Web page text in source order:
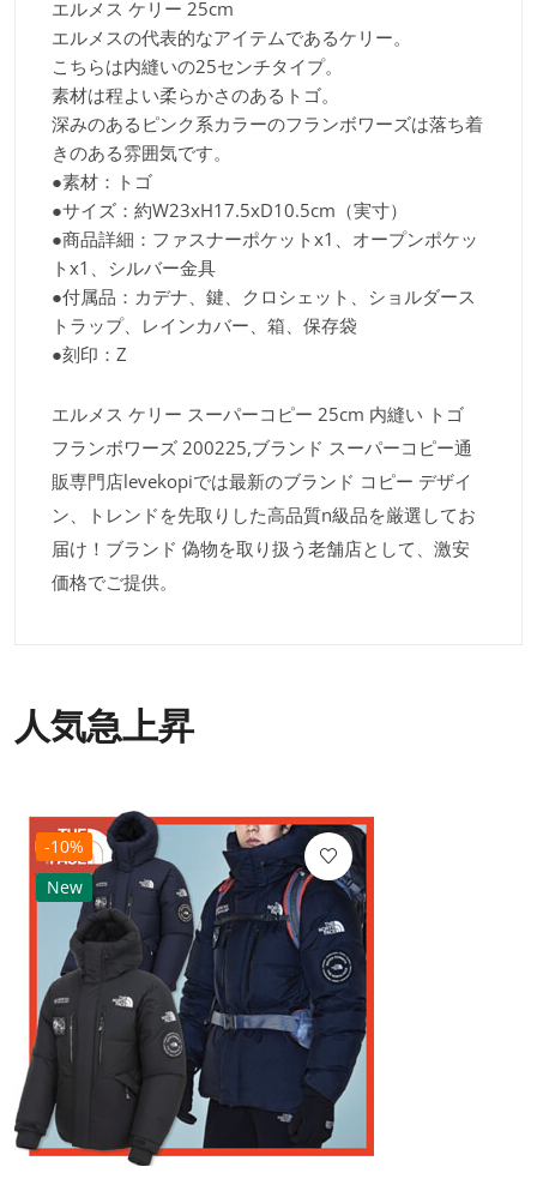
エルメス ケリー 25cm
エルメスの代表的なアイテムであるケリー。
こちらは内縫いの25センチタイプ。
素材は程よい柔らかさのあるトゴ。
深みのあるピンク系カラーのフランボワーズは落ち着
きのある雰囲気です。
●素材：トゴ
●サイズ：約W23xH17.5xD10.5cm（実寸）
●商品詳細：ファスナーポケットx1、オープンポケッ
トx1、シルバー金具
●付属品：カデナ、鍵、クロシェット、ショルダース
トラップ、レインカバー、箱、保存袋
●刻印：Z
エルメス ケリー スーパーコピー 25cm 内縫い トゴ
フランボワーズ 200225,ブランド スーパーコピー通
販専門店levekopiでは最新のブランド コピー デザイ
ン、トレンドを先取りした高品質n級品を厳選してお
届け！ブランド 偽物を取り扱う老舗店として、激安
価格でご提供。
人気急上昇
-10%
New